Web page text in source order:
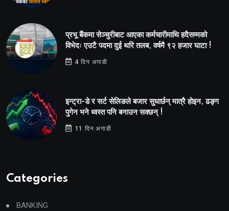
प्रभू बैंकमा सेञ्चुरीबाट आएका कर्मचारीमाथि हदैसम्मको
विभेदः एउटै पदमा दुई थरि तलब, वर्षमै ९२ हजार घाटा !
4 दिन अगाडी
इन्ट्रा-डे र सर्ट सेलिङले बजार सुधार्छन् मात्रै होइन, ढङ्ग
पुगेन भने ध्वस्त पनि बनाउन सक्छन् !
11 दिन अगाडी
Categories
BANKING